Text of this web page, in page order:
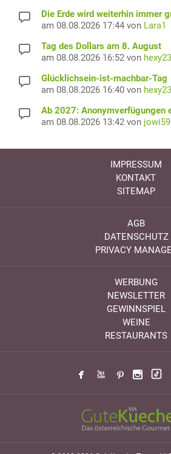
Die Erde wird weiterhin immer
am 08.08.2026 17:44 von Lara1
Tag des Dollars am 8. August
am 08.08.2026 16:52 von
Glücklichsein-ist-machbar-Tag
am 08.08.2026 16:40 von
Ab 2027: Anonymverfügungen
am 08.08.2026 13:42 von jowi59
IMPRESSUM
KONTAKT
SITEMAP
AGB
DATENSCHUTZ
PRIVACY
WERBUNG
NEWSLETTER
GEWINNSPIEL
WEINE
RESTAURANTS